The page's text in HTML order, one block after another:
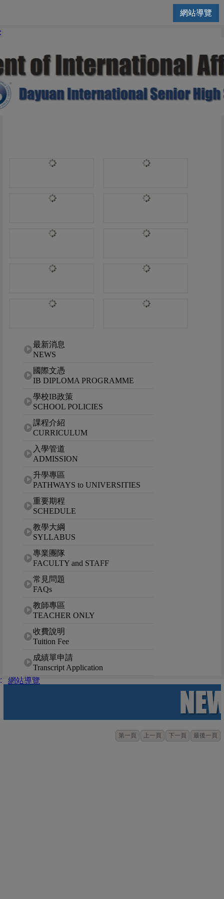
網站導覽
網站選單最新消息
NEWS
國際文憑
IB DIPLOMA PROGRAMME
學校IB政策
SCHOOL POLICIES
課程介紹
CURRICULUM
入學管道
ADMISSION
升學專區
PATHWAYS to UNIVERSITIES
重要期程
SCHEDULE
教學大綱
SYLLABUS
專業團隊
FACULTY and STAFF
常見問題
FAQs
教師專區
TEACHER ONLY
收費說明
Tuition Fee
成績單申請
Transcript Application
網站導覽
第一頁 上一頁 下一頁 最後一頁